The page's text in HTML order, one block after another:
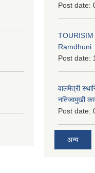
Post date:
Ramdhuni
Post date:
वालमैत्री
नतिजामुखी
Post date:
अन्य